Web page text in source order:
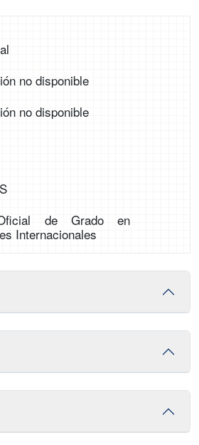
no disponible
no disponible
de Grado en
Internacionales